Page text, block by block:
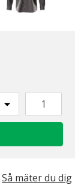
Så mäter du dig